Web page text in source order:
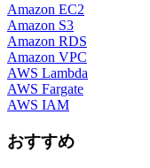
Amazon EC2
Amazon S3
Amazon RDS
Amazon VPC
AWS Lambda
AWS Fargate
AWS IAM
おすすめ